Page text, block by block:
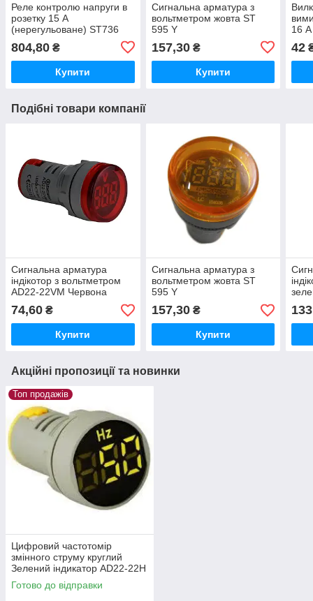
Реле контролю напруги в
розетку 15 А
(нерегульоване) ST736
804,80 ₴
Купити
Сигнальна арматура з
вольтметром жовта ST
595 Y
157,30₴
Купити
16
42
Подібні товари компанії
Сигнальна арматура
індікотор з вольтметром
AD22-22VM Червона
ENERGIO 60902
74,60 ₴
Купити
Сигнальна арматура з
вольтметром жовта ST
595 Y
157,30₴
Купити
Акційні пропозиції та новинки
Топ продажів
Цифровий частотомір
змінного струму круглий
Зелений індикатор AD22-22H
ENERGIO 60913
Готово до відправки